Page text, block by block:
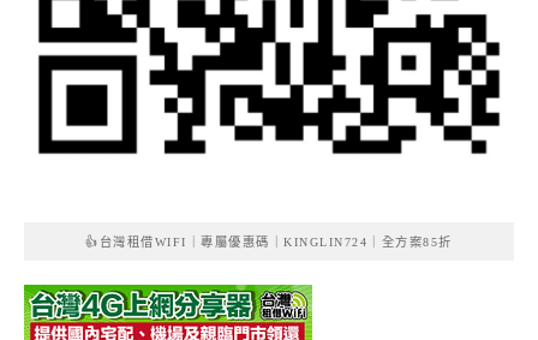
👍台灣租借WIFI｜專屬優惠碼｜KINGLIN724｜全方案85折